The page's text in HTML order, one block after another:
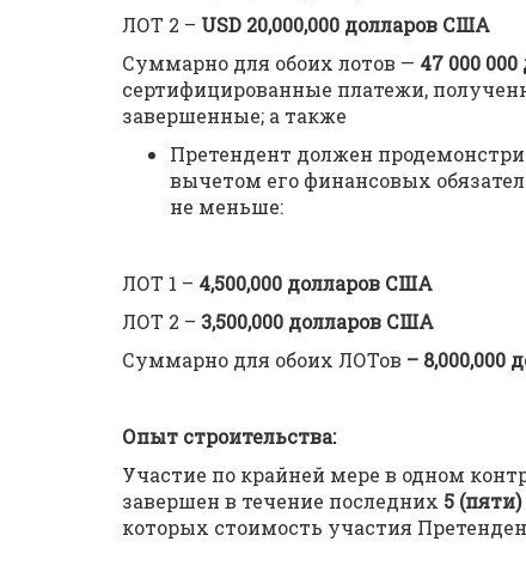
ЛОТ 2 – USD 20,000,000 долларов США
Суммарно для обоих лотов — 47 000
сертифицированные платежи,
завершенные; а также
Претендент должен
вычетом его финансовых
не меньше:
ЛОТ 1 – 4,500,000 долларов США
ЛОТ 2 – 3,500,000 долларов США
Суммарно для обоих ЛОТов – 8,000,000
Опыт строительства:
Участие по крайней мере в одном
завершен в течение последних 5 (пяти)
которых стоимость участия